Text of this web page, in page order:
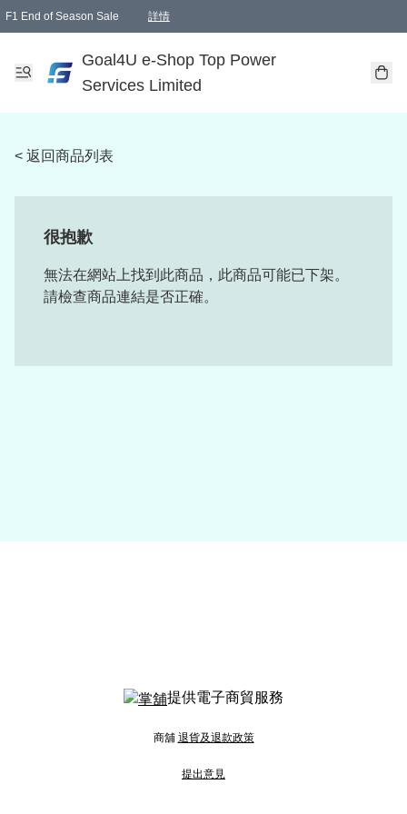
F1 End of Season Sale 詳情
Goal4U e-Shop Top Power
Services Limited
< 返回商品列表
很抱歉
無法在網站上找到此商品，此商品可能已下架。
請檢查商品連結是否正確。
提供電子商貿服務
商舖 退貨及退款政策
提出意見